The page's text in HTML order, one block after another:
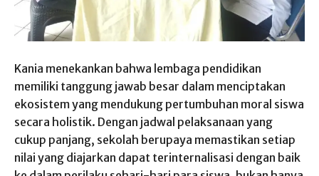
Kania menekankan bahwa lembaga pendidikan
memiliki tanggung jawab besar dalam menciptakan
ekosistem yang mendukung pertumbuhan moral siswa
secara holistik. Dengan jadwal pelaksanaan yang
cukup panjang, sekolah berupaya memastikan setiap
nilai yang diajarkan dapat terinternalisasi dengan baik